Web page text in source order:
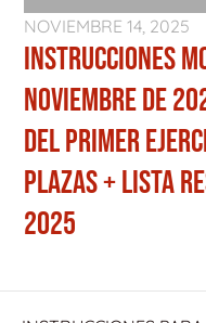
NOVIEMBRE 14, 2025
INSTRUCCIONES
NOVIEMBRE DE
DEL PRIMER
PLAZAS + LISTA
2025